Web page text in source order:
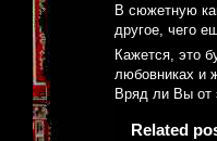
В сюжетную
другое, чего
Кажется, это
любовниках и
Вряд ли Вы от
Related